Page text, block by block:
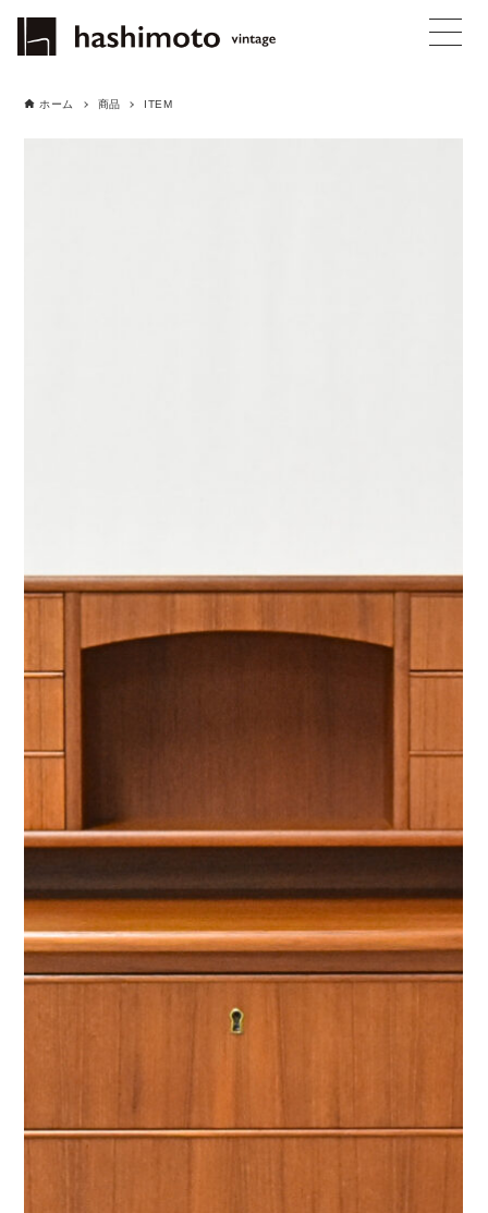
ホーム 商品 ITEM